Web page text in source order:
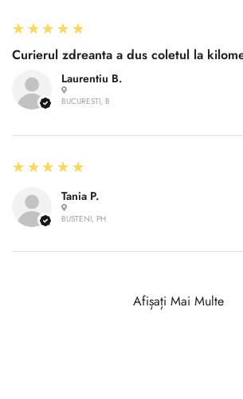
Laurentiu B.
BUCURESTI, B
5
★★★★★
Curierul zdreanta a dus coletul la
Tania P.
BUSTENI, PH
5
★★★★★
Afișați Mai Multe